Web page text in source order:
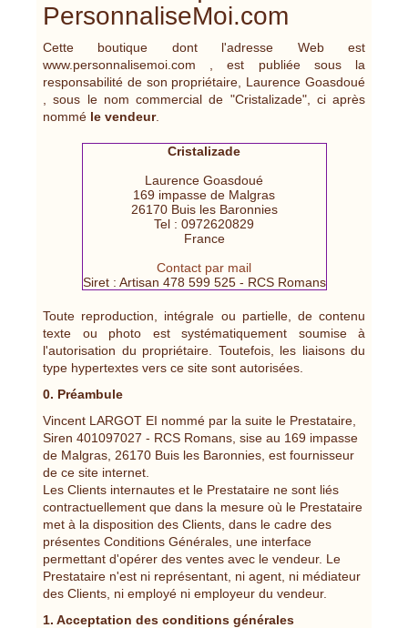
PersonnaliseMoi.com
Cette boutique dont l'adresse Web est
www.personnalisemoi.com , est publiée sous la
responsabilité de son propriétaire, Laurence Goasdoué
, sous le nom commercial de "Cristalizade", ci après
nommé le vendeur.
Cristalizade
Laurence Goasdoué
169 impasse de Malgras
26170 Buis les Baronnies
Tel : 0972620829
France
Contact par mail
Siret : Artisan 478 599 525 - RCS Romans
Toute reproduction, intégrale ou partielle, de contenu
texte ou photo est systématiquement soumise à
l'autorisation du propriétaire. Toutefois, les liaisons du
type hypertextes vers ce site sont autorisées.
0. Préambule
Vincent LARGOT EI nommé par la suite le Prestataire,
Siren 401097027 - RCS Romans, sise au 169 impasse
de Malgras, 26170 Buis les Baronnies, est fournisseur
de ce site internet.
Les Clients internautes et le Prestataire ne sont liés
contractuellement que dans la mesure où le Prestataire
met à la disposition des Clients, dans le cadre des
présentes Conditions Générales, une interface
permettant d'opérer des ventes avec le vendeur. Le
Prestataire n'est ni représentant, ni agent, ni médiateur
des Clients, ni employé ni employeur du vendeur.
1. Acceptation des conditions générales